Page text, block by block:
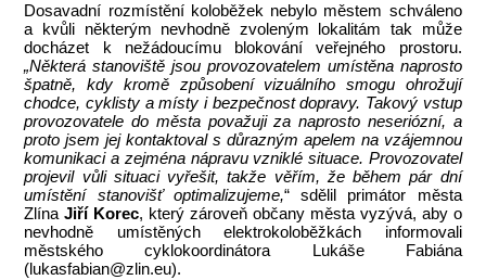
Dosavadní rozmístění koloběžek nebylo městem schváleno
a kvůli některým nevhodně zvoleným lokalitám tak může
docházet k nežádoucímu blokování veřejného prostoru.
„Některá stanoviště jsou provozovatelem umístěna naprosto
špatně, kdy kromě způsobení vizuálního smogu ohrožují
chodce, cyklisty a místy i bezpečnost dopravy. Takový vstup
provozovatele do města považuji za naprosto neseriózní, a
proto jsem jej kontaktoval s důrazným apelem na vzájemnou
komunikaci a zejména nápravu vzniklé situace. Provozovatel
projevil vůli situaci vyřešit, takže věřím, že během pár dní
umístění stanovišť optimalizujeme,“ sdělil primátor města
ZlínaJiří Korec, který zároveň občany města vyzývá, aby o
nevhodně umístěných elektrokoloběžkách informovali
městského cyklokoordinátora Lukáše Fabiána
(lukasfabian@zlin.eu).